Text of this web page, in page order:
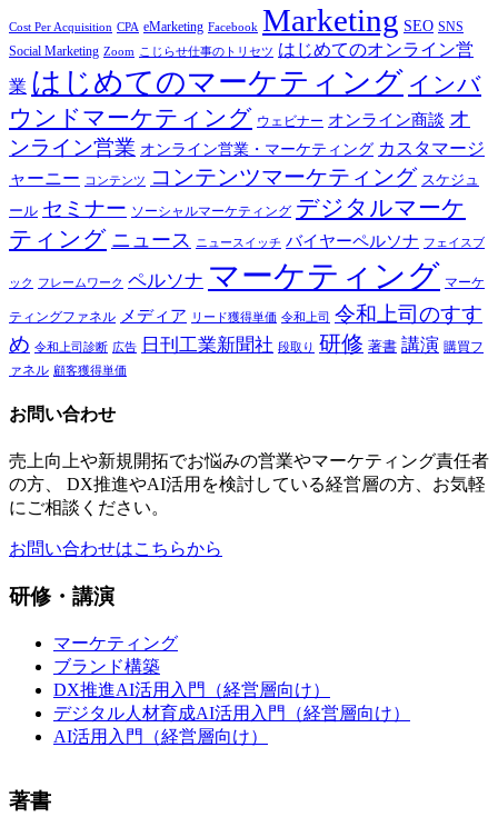
Cost Per Acquisition CPA eMarketing Facebook Marketing SEO SNS
Social Marketing Zoom こじらせ仕事のトリセツ はじめてのオンライン営
業 はじめてのマーケティング インバ
ウンドマーケティング ウェビナー オンライン商談 オ
ンライン営業 オンライン営業・マーケティング カスタマージ
ャーニー コンテンツ コンテンツマーケティング スケジュ
ール セミナー ソーシャルマーケティング デジタルマーケ
ティング ニュース ニュースイッチ バイヤーペルソナ フェイスブ
ック フレームワーク ペルソナ マーケティング マーケ
ティングファネル メディア リード獲得単価 令和上司 令和上司のすす
め 令和上司診断 広告 日刊工業新聞社 段取り 研修 著書 講演 購買フ
ァネル 顧客獲得単価
お問い合わせ
売上向上や新規開拓でお悩みの営業やマーケティング責任者
の方、 DX推進やAI活用を検討している経営層の方、お気軽
にご相談ください。
お問い合わせはこちらから
研修・講演
マーケティング
ブランド構築
DX推進AI活用入門（経営層向け）
デジタル人材育成AI活用入門（経営層向け）
AI活用入門（経営層向け）
著書